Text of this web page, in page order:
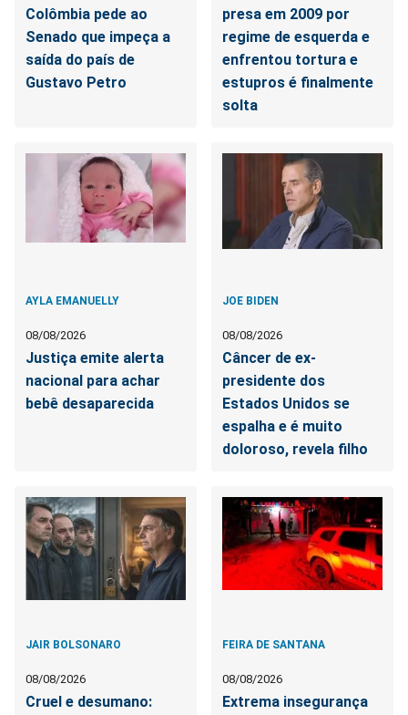
Colômbia pede ao
Senado que impeça a
saída do país de
Gustavo Petro
presa em 2009 por
regime de esquerda e
enfrentou tortura e
estupros é finalmente
solta
AYLA EMANUELLY
08/08/2026
Justiça emite alerta
nacional para achar
bebê desaparecida
JOE BIDEN
08/08/2026
Câncer de ex-
presidente dos
Estados Unidos se
espalha e é muito
doloroso, revela filho
JAIR BOLSONARO
08/08/2026
Cruel e desumano:
FEIRA DE SANTANA
08/08/2026
Extrema insegurança